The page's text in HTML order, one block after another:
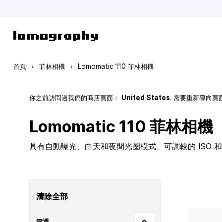
首頁 › 菲林相機 › Lomomatic 110 菲林相機
你之前訪問過我們的商店頁面： United States. 需要重新導向頁
Lomomatic 110 菲林相機
具有自動曝光、白天和夜間光圈模式、可調較的 ISO
清除全部